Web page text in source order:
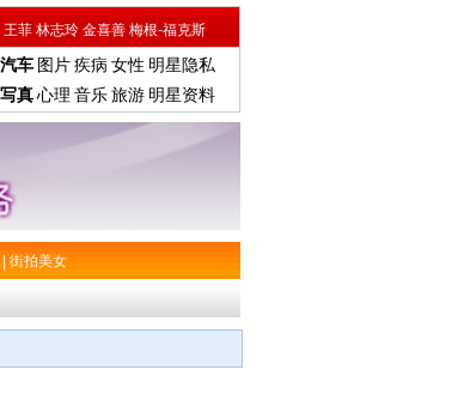
王菲 林志玲 金喜善 梅根-福克斯
汽车 图片疾病 女性 明星隐私
写真心理 音乐旅游 明星资料
街拍美女